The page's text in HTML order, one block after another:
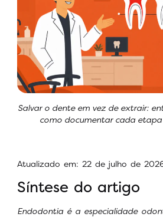
Salvar o dente em vez de extrair:
como documentar cada
Atualizado em: 22 de julho de
Síntese do artigo
Endodontia é a especialidade